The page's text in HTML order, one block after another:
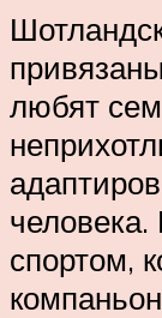
любят
спортом,